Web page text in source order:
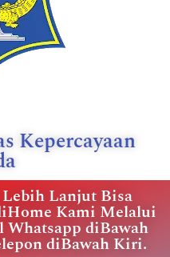
Kepercayaan
Lanjut Bisa
Kami Melalui
diBawah
diBawah Kiri.